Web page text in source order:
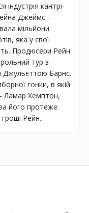
кантрі-
Джеймс -
мільйони
яка у свої
Продюсери Рейн
тур з
Джульєттою Барнс.
гонки, в якій
Ламар Хемптон,
його протеже
Рейн.